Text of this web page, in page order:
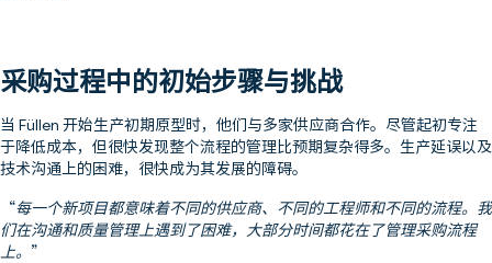
采购过程中的初始步骤与挑战
当 Füllen 开始生产初期原型时，他们与多家供应商合作。尽管起初专注
于降低成本，但很快发现整个流程的管理比预期复杂得多。生产延误以及
技术沟通上的困难，很快成为其发展的障碍。
“每一个新项目都意味着不同的供应商、不同的工程师和不同的流程。我
们在沟通和质量管理上遇到了困难，大部分时间都花在了管理采购流程
上。 ”